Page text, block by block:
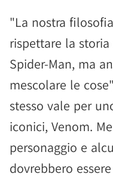
"La nostra
rispettare la
Spider-Man, ma
mescolare le
stesso vale per
iconici, Venom.
personaggio e
dovrebbero